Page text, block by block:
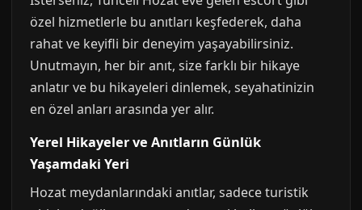
özel hizmetlerle bu anıtları keşfederek, daha
rahat ve keyifli bir deneyim yaşayabilirsiniz.
Unutmayın, her bir anıt, size farklı bir hikaye
anlatır ve bu hikayeleri dinlemek, seyahatinizin
en özel anları arasında yer alır.
Yerel Hikayeler ve Anıtların Günlük
Yaşamdaki Yeri
Hozat meydanlarındaki anıtlar, sadece turistik